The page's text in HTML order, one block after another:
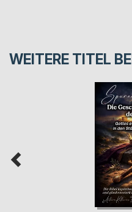
WEITERE TITEL BEI